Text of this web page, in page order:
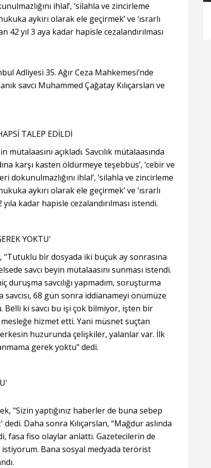
ihlal’, ‘silahla ve zincirleme
aykırı olarak ele geçirmek’ ve ‘ısrarlı
42 yıl 3 aya kadar hapisle cezalandırılması
Adliyesi 35. Ağır Ceza Mahkemesi’nde
savcı Muhammed Çağatay Kılıçarslan ve
TALEP EDİLDİ
açıkladı. Savcılık mütalaasında
karşı kasten öldürmeye teşebbüs’, ‘cebir ve
ihlal’, ‘silahla ve zincirleme
aykırı olarak ele geçirmek’ ve ‘ısrarlı
kadar hapisle cezalandırılması istendi.
YOKTU'
"Tutuklu bir dosyada iki buçuk ay sonrasına
savcı beyin mütalaasını sunması istendi.
duruşma savcılığı yapmadım, soruşturma
savcısı, 68 gün sonra iddianameyi önümüze
Belli ki savcı bu işi çok bilmiyor, işten bir
hizmet etti. Yani müsnet suçtan
huzurunda çelişkiler, yalanlar var. İlk
gerek yoktu" dedi.
"Sizin yaptığınız haberler de buna sebep
Daha sonra Kılıçarslan, “Mağdur aslında
fasa fiso olaylar anlattı. Gazetecilerin de
istiyorum. Bana sosyal medyada terörist